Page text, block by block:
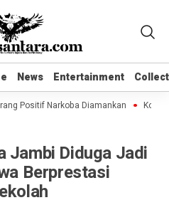
News Entertainment
News Entertainment
Positif Narkoba Diamankan
Jambi Diduga Jadi
Berprestasi